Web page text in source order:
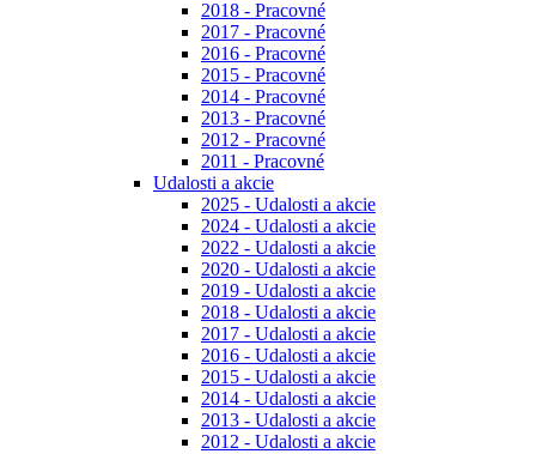
2018 - Pracovné
2017 - Pracovné
2016 - Pracovné
2015 - Pracovné
2014 - Pracovné
2013 - Pracovné
2012 - Pracovné
2011 - Pracovné
Udalosti a akcie
2025 - Udalosti a akcie
2024 - Udalosti a akcie
2022 - Udalosti a akcie
2020 - Udalosti a akcie
2019 - Udalosti a akcie
2018 - Udalosti a akcie
2017 - Udalosti a akcie
2016 - Udalosti a akcie
2015 - Udalosti a akcie
2014 - Udalosti a akcie
2013 - Udalosti a akcie
2012 - Udalosti a akcie